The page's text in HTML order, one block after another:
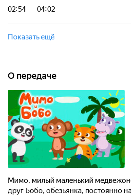
02:54 04:02
Показать ещё
О передаче
Мимо, милый маленький
друг Бобо, обезьянка, постоянно